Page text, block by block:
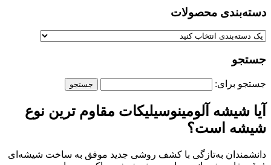
دسته‌بندی‌ محصولات
جستجو
جستجو برای:
آیا شیشه آلومینوسیلیکات مقاوم ترین نوع
شیشه است؟
دانشمندان به‌تازگی با کشف روشی جدید موفق به ساخت شیشه‌ای